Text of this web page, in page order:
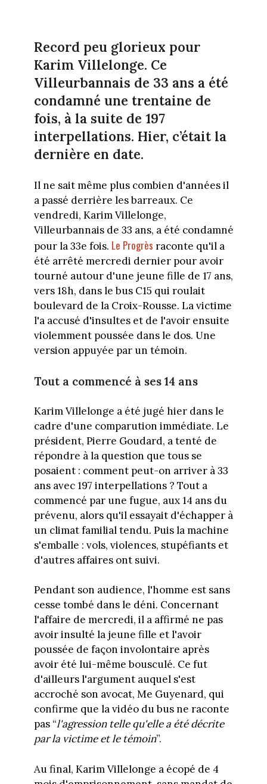
Record peu glorieux pour
Karim Villelonge. Ce
Villeurbannais de 33 ans a été
condamné une trentaine de
fois, à la suite de 197
interpellations. Hier, c’était la
dernière en date.
Il ne sait même plus combien d'années il
a passé derrière les barreaux. Ce
vendredi, Karim Villelonge,
Villeurbannais de 33 ans, a été condamné
pour la 33e fois. Le Progrès raconte qu'il a
été arrêté mercredi dernier pour avoir
tourné autour d'une jeune fille de 17 ans,
vers 18h, dans le bus C15 qui roulait
boulevard de la Croix-Rousse. La victime
l'a accusé d'insultes et de l'avoir ensuite
violemment poussée dans le dos. Une
version appuyée par un témoin.
Tout a commencé à ses 14 ans
Karim Villelonge a été jugé hier dans le
cadre d'une comparution immédiate. Le
président, Pierre Goudard, a tenté de
répondre à la question que tous se
posaient : comment peut-on arriver à 33
ans avec 197 interpellations ? Tout a
commencé par une fugue, aux 14 ans du
prévenu, alors qu'il essayait d'échapper à
un climat familial tendu. Puis la machine
s'emballe : vols, violences, stupéfiants et
d'autres affaires ont suivi.
Pendant son audience, l'homme est sans
cesse tombé dans le déni. Concernant
l'affaire de mercredi, il a affirmé ne pas
avoir insulté la jeune fille et l'avoir
poussée de façon involontaire après
avoir été lui-même bousculé. Ce fut
d'ailleurs l'argument auquel s'est
accroché son avocat, Me Guyenard, qui
confirme que la vidéo du bus ne raconte
pas “l'agression telle qu'elle a été décrite
par la victime et le témoin”.
Au final, Karim Villelonge a écopé de 4